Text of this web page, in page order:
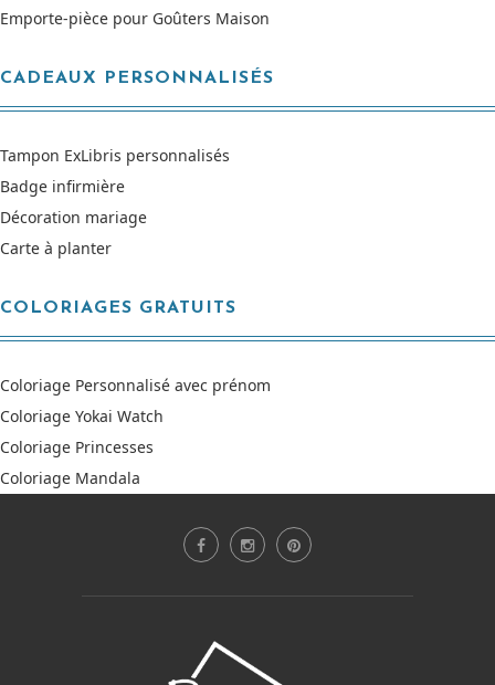
Emporte-pièce pour Goûters Maison
CADEAUX PERSONNALISÉS
Tampon ExLibris personnalisés
Badge infirmière
Décoration mariage
Carte à planter
COLORIAGES GRATUITS
Coloriage Personnalisé avec prénom
Coloriage Yokai Watch
Coloriage Princesses
Coloriage Mandala